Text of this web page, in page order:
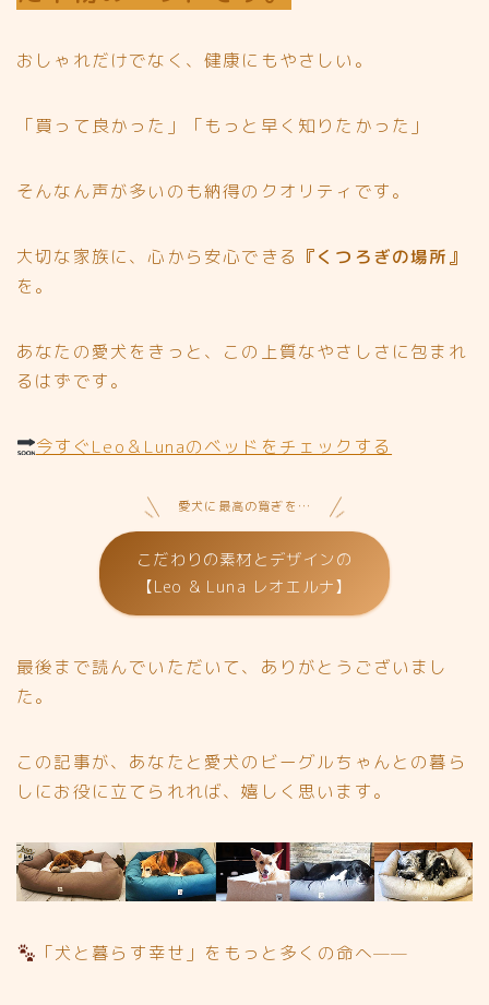
おしゃれだけでなく、健康にもやさしい。
「買って良かった」「もっと早く知りたかった」
そんなん声が多いのも納得のクオリティです。
大切な家族に、心から安心できる 『くつろぎの場所』
を。
あなたの愛犬をきっと、この上質なやさしさに包まれ
るはずです。
今すぐLeo＆Lunaのベッドをチェックする
愛犬に最高の寛ぎを…
こだわりの素材とデザインの
【Leo & Luna レオエルナ】
最後まで読んでいただいて、ありがとうございまし
た。
この記事が、あなたと愛犬のビーグルちゃんとの暮ら
しにお役に立てられれば、嬉しく思います。
「犬と暮らす幸せ」をもっと多くの命へ——